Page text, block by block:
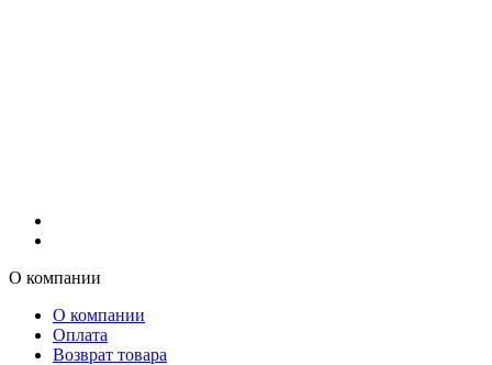
О компании
О компании
Оплата
Возврат товара